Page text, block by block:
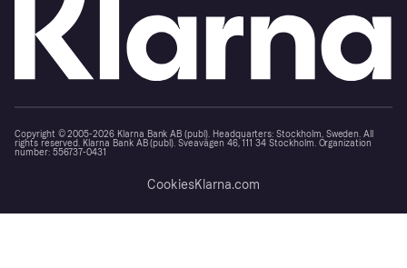
Copyright © 2005-2026 Klarna Bank AB (publ). Headquarters: Stockholm, Sweden. All
rights reserved. Klarna Bank AB (publ). Sveavägen 46, 111 34 Stockholm. Organization
number: 556737-0431
CookiesKlarna.com